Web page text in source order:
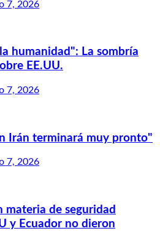
7, 2026
humanidad": La sombría
EE.UU.
7, 2026
Irán terminará muy pronto"
7, 2026
materia de seguridad
y Ecuador no dieron